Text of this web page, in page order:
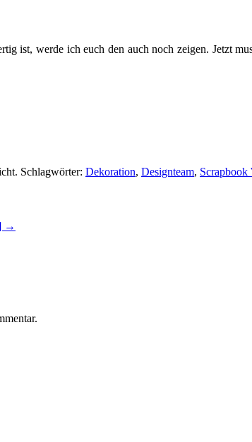
ist, werde ich euch den auch noch zeigen. Jetzt
Schlagwörter: Dekoration, Designteam, Scrapbook
→